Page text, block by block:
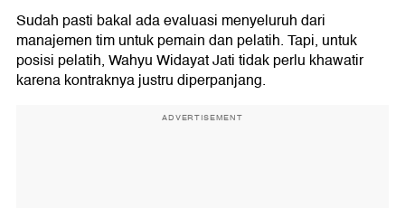
Sudah pasti bakal ada evaluasi menyeluruh dari
manajemen tim untuk pemain dan pelatih. Tapi, untuk
posisi pelatih, Wahyu Widayat Jati tidak perlu khawatir
karena kontraknya justru diperpanjang.
ADVERTISEMENT